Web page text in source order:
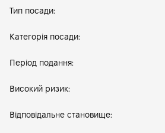
Тип посади:
Категорія посади:
Період подання:
Високий ризик:
Відповідальне становище: